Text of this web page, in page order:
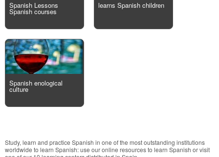
Spanish Lessons
Spanish courses
learns Spanish children
Spanish enological
culture
Study, learn and practice Spanish in one of the most outstanding institutions
worldwide to learn Spanish: use our online resources to learn Spanish or visit